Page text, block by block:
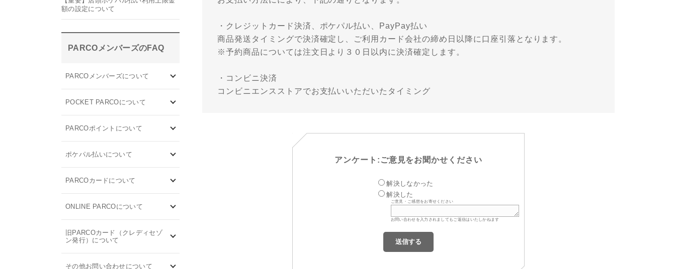
額の設定について
PARCOメンバーズのFAQ
PARCOメンバーズについて
POCKET PARCOについて
PARCOポイントについて
ポケパル払いについて
PARCOカードについて
ONLINE PARCOについて
旧PARCOカード（クレディセゾ
ン発行）について
その他お問い合わせについて
・クレジットカード決済、ポケパル払い、PayPay払い
商品発送タイミングで決済確定し、ご利用カード会社の締め日以降に口座引落となります。
※予約商品については注文日より３０日以内に決済確定します。
・コンビニ決済
コンビニエンスストアでお支払いいただいたタイミング
アンケート:ご意見をお聞かせください
解決しなかった
解決した
ご意見・ご感想をお寄せください
お問い合わせを入力されましてもご返信はいたしかねます